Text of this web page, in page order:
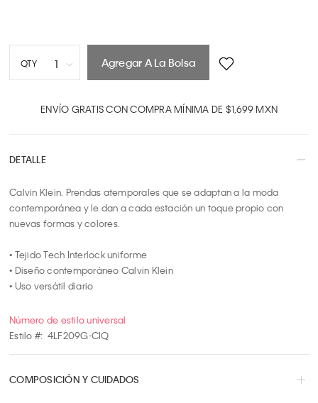
QTY 1
5
7
10
Agregar A La Bolsa
ENVÍO GRATIS CON COMPRA MÍNIMA DE $1,699 MXN
DETALLE
Calvin Klein. Prendas atemporales que se adaptan a la moda
contemporánea y le dan a cada estación un toque propio con
nuevas formas y colores.
• Tejido Tech Interlock uniforme
• Diseño contemporáneo Calvin Klein
• Uso versátil diario
Número de estilo universal
Estilo #: 4LF209G-CIQ
COMPOSICIÓN Y CUIDADOS